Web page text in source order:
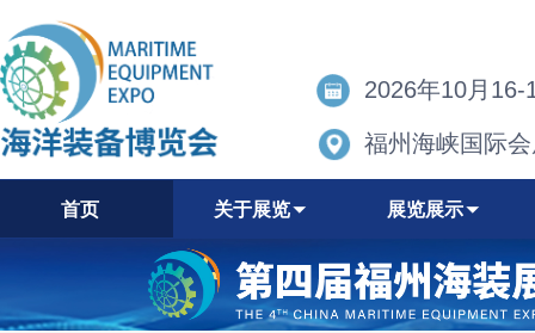
2026年10月16-
福州海峡国际
首页 关于展览 展览展示